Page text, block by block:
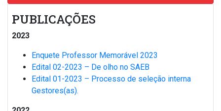
PUBLICAÇÕES
2023
Enquete Professor Memorável 2023
Edital 02-2023 – De olho no SAEB
Edital 01-2023 – Processo de seleção interna
Gestores(as).